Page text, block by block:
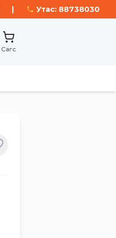
| Утас: 88738030
Сагс